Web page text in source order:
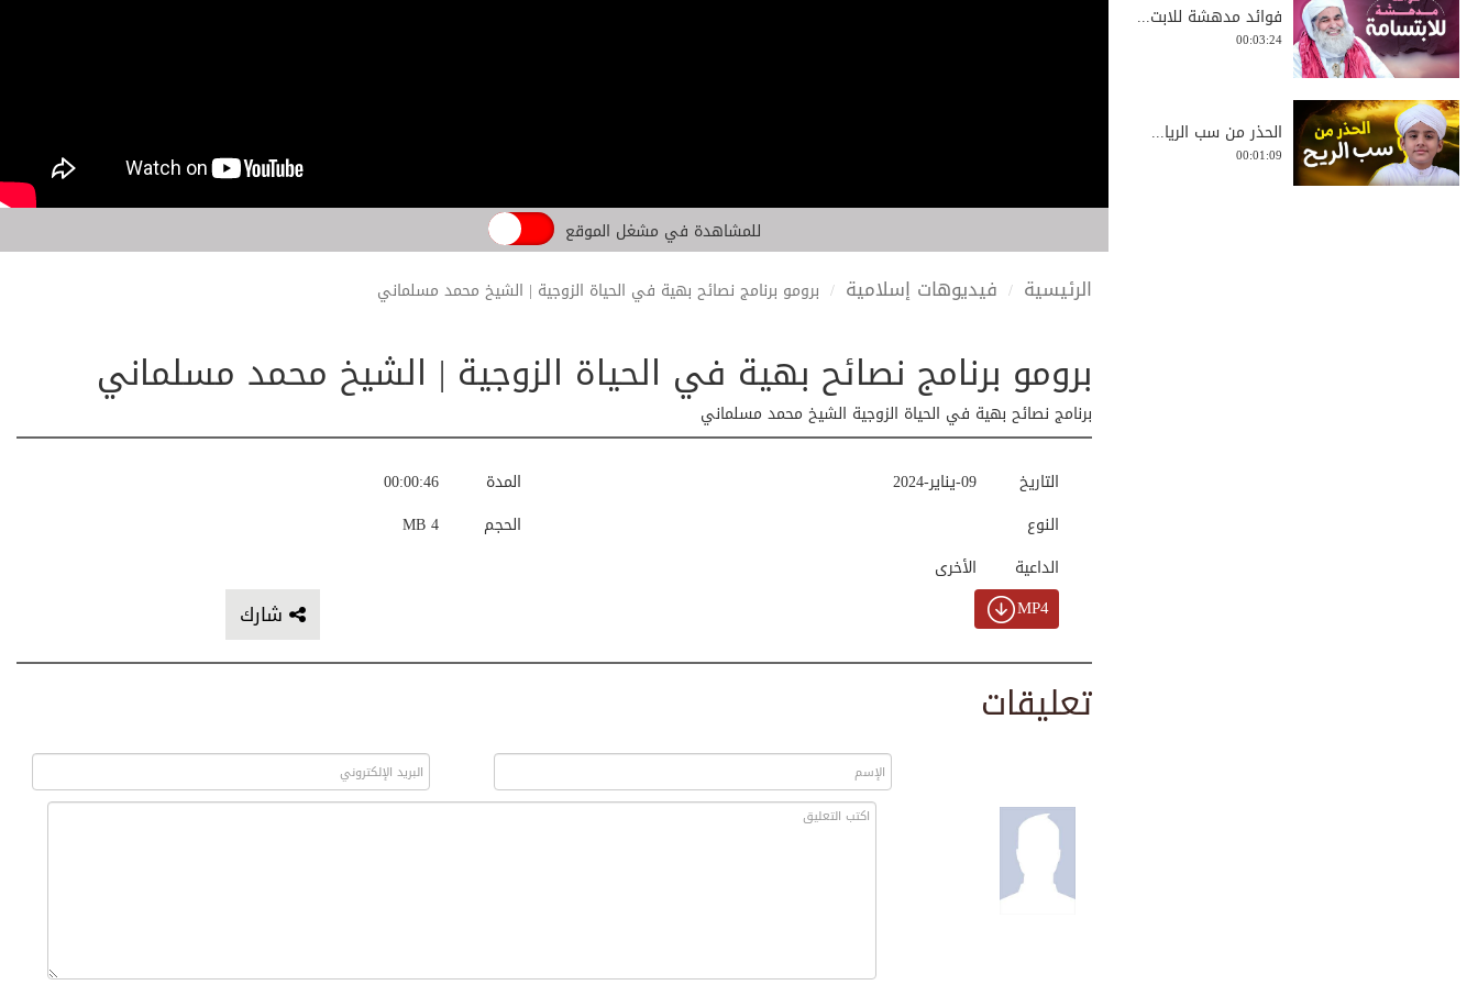
للمشاهدة في مشغل الموقع
الرئيسية فيديوهات إسلامية برومو برنامج نصائح بهية في الحياة الزوجية | الشيخ محمد مسلماني
برومو برنامج نصائح بهية في الحياة الزوجية | الشيخ محمد مسلماني
برنامج نصائح بهية في الحياة الزوجية الشيخ محمد مسلماني
00:00:46
المدة
4 MB
الحجم
09-يناير-2024
التاريخ
النوع
الأخرى
الداعية
شارك MP4
تعليقات
فوائد مدهشة للابت...
00:03:24
الحذر من سب الريا...
00:01:09